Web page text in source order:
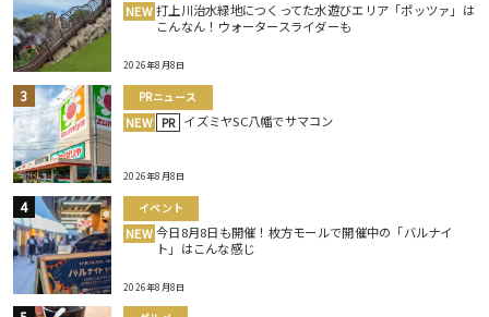
NEW 打上川治水緑地につくってた水遊びエリア「ポッツァ」は
こんなん！ウォータースライダーも
2026年8月8日
PRニュース
NEW PR イズミヤSC八幡でサマコン
2026年8月8日
イベント
NEW 今日8月8日も開催！枚方モールで開催中の「バルナイ
ト」はこんな感じ
2026年8月8日